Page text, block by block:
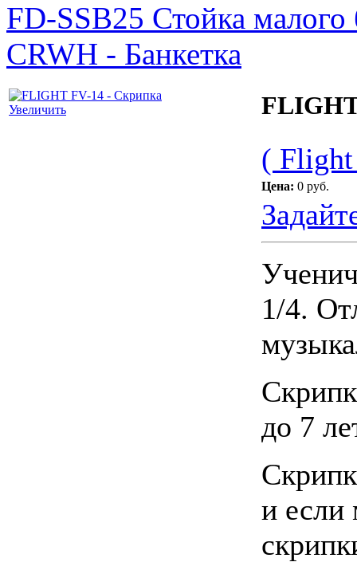
FD-SSB25 Стойка малого
CRWH - Банкетка
Увеличить
(
Цена: 0 руб.
1/4.
до 7
и если